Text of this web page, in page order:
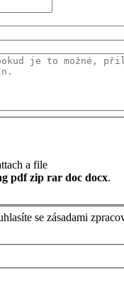
a file
pdf zip rar doc docx.
se zásadami